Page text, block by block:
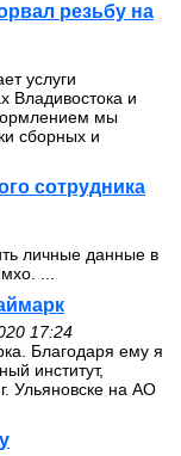
резьбу на
услуги
Владивостока и
мы
сборных и
сотрудника
личные данные в
...
17:24
Благодаря ему я
институт,
Ульяновске на АО